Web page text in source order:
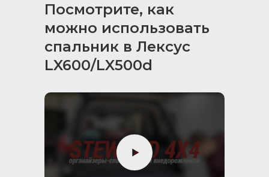
Коврики в ниши
внутреннее пространство
органайзера
два коврика располагаются
Посмотрите, как
можно использовать
спальник в Лексус
LX600/LX500d